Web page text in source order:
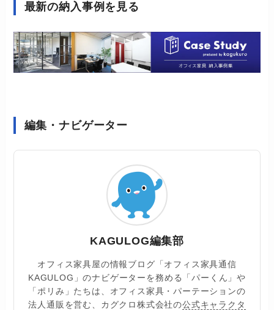
最新の納入事例を見る
編集・ナビゲーター
KAGULOG編集部
オフィス家具屋の情報ブログ「オフィス家具通信
KAGULOG」のナビゲーターを務める「パーくん」や
「ポリみ」たちは、オフィス家具・パーテーションの
法人通販を営む、カグクロ株式会社の公式キャラクタ